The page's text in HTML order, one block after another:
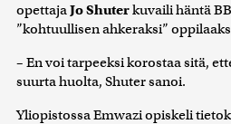
opettajaJo Shuterkuvaili häntä
”kohtuullisen ahkeraksi”
– En voi tarpeeksi korostaa sitä,
suurta huolta, Shuter sanoi.
Yliopistossa Emwazi opiskeli